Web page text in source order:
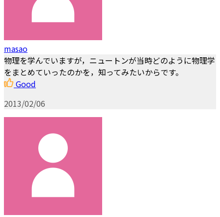
masao
物理を学んでいますが，ニュートンが当時どのように物理学
をまとめていったのかを，知ってみたいからです。
Good
2013/02/06